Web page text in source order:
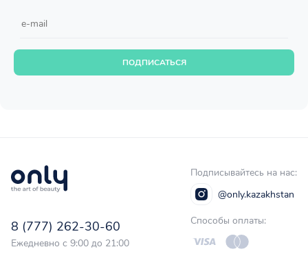
ПОДПИСАТЬСЯ
8 (777) 262-30-60
Ежедневно с 9:00 до 21:00
Подписывайтесь на нас:
@only.kazakhstan
Способы оплаты: